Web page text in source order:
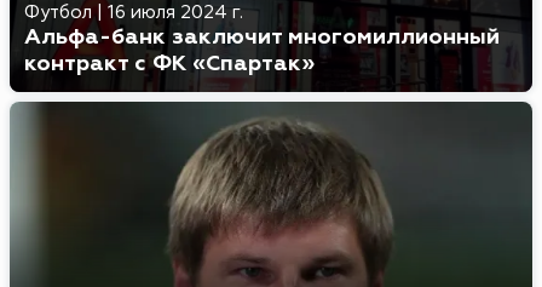
Футбол | 16 июля 2024 г.
Альфа-банк заключит многомиллионный
контракт с ФК «Спартак»